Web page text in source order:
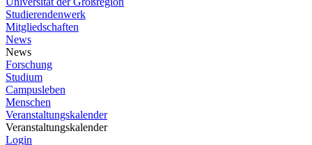
Studierendenwerk
Mitgliedschaften
News
News
Forschung
Studium
Campusleben
Menschen
Veranstaltungskalender
Veranstaltungskalender
Login